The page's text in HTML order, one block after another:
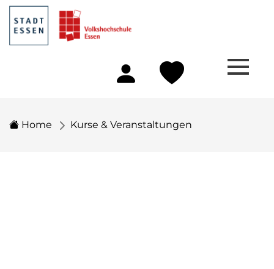
Home Kurse & Veranstaltungen